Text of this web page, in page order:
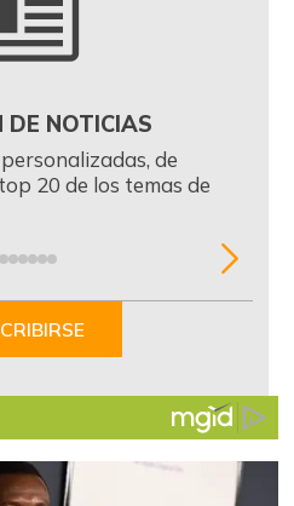
DE NOTICIAS
de
20 de los temas de